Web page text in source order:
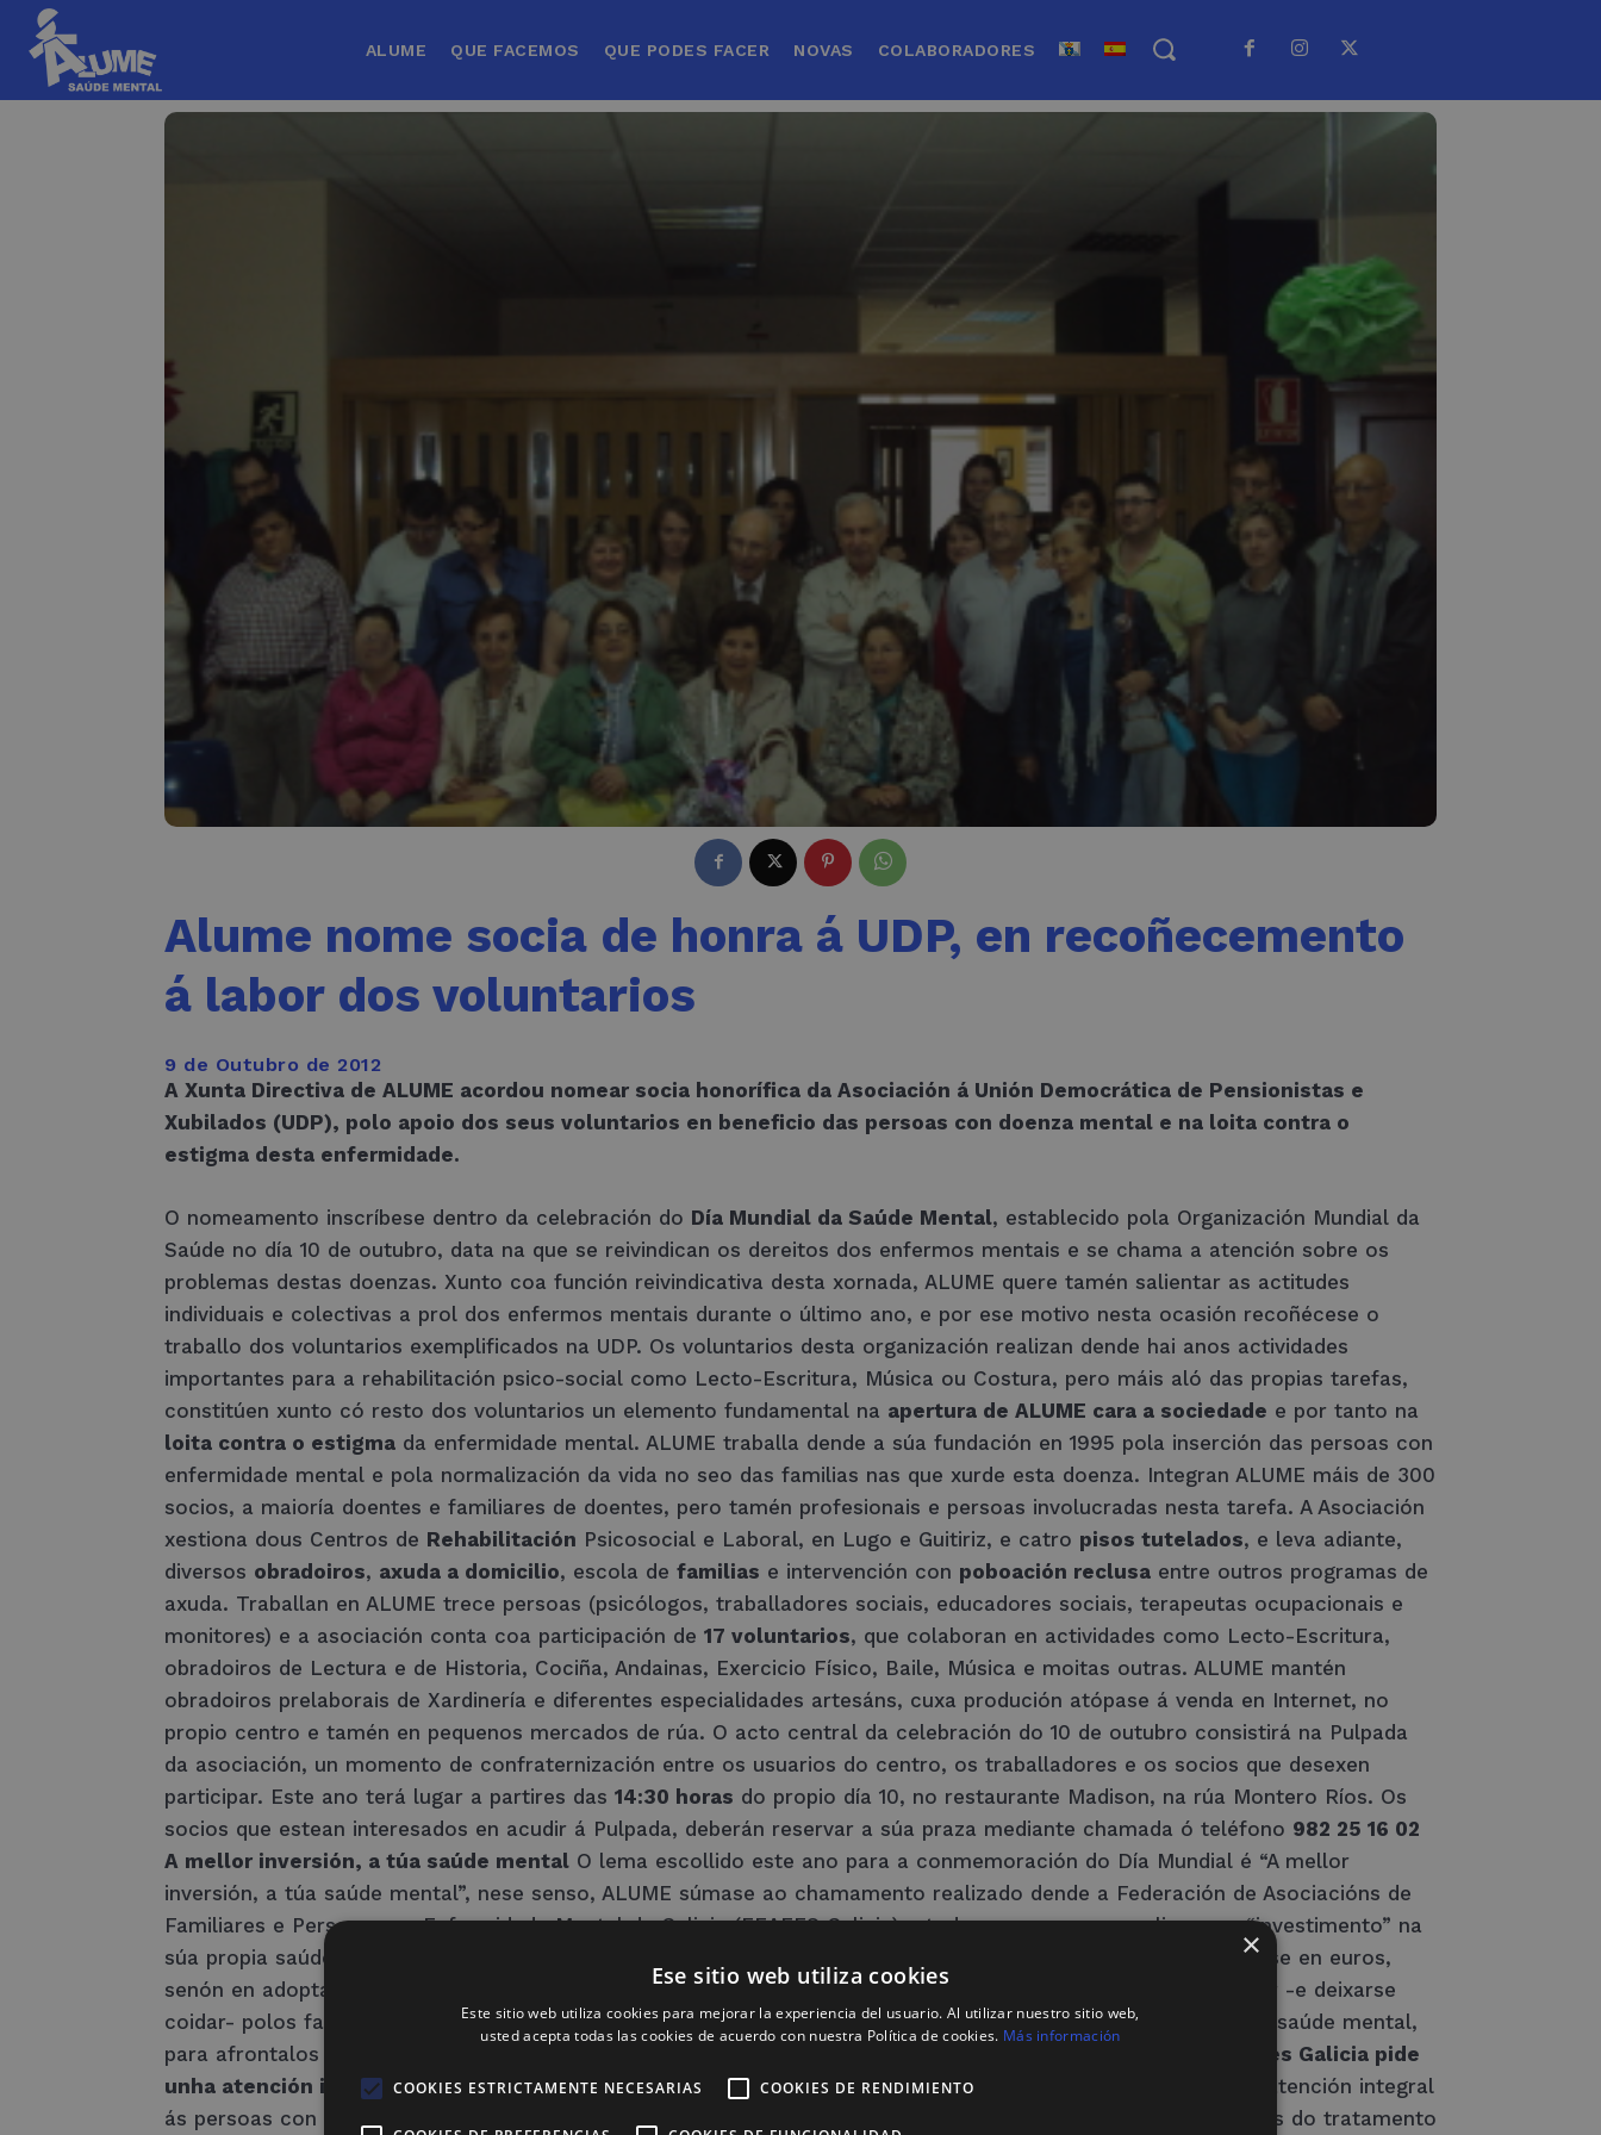
ALUME QUE FACEMOS QUE PODES FACER NOVAS COLABORADORES
Alume nome socia de honra á UDP, en recoñecemento
á labor dos voluntarios
9 de Outubro de 2012
A Xunta Directiva de ALUME acordou nomear socia honorífica da Asociación á Unión Democrática de Pensionistas e
Xubilados (UDP), polo apoio dos seus voluntarios en beneficio das persoas con doenza mental e na loita contra o
estigma desta enfermidade.
O nomeamento inscríbese dentro da celebración do Día Mundial da Saúde Mental, establecido pola Organización Mundial da
Saúde no día 10 de outubro, data na que se reivindican os dereitos dos enfermos mentais e se chama a atención sobre os
problemas destas doenzas. Xunto coa función reivindicativa desta xornada, ALUME quere tamén salientar as actitudes
individuais e colectivas a prol dos enfermos mentais durante o último ano, e por ese motivo nesta ocasión recoñécese o
traballo dos voluntarios exemplificados na UDP. Os voluntarios desta organización realizan dende hai anos actividades
importantes para a rehabilitación psico-social como Lecto-Escritura, Música ou Costura, pero máis aló das propias tarefas,
constitúen xunto có resto dos voluntarios un elemento fundamental na apertura de ALUME cara a sociedade e por tanto na
loita contra o estigma da enfermidade mental. ALUME traballa dende a súa fundación en 1995 pola inserción das persoas con
enfermidade mental e pola normalización da vida no seo das familias nas que xurde esta doenza. Integran ALUME máis de 300
socios, a maioría doentes e familiares de doentes, pero tamén profesionais e persoas involucradas nesta tarefa. A Asociación
xestiona dous Centros de Rehabilitación Psicosocial e Laboral, en Lugo e Guitiriz, e catro pisos tutelados, e leva adiante,
diversos obradoiros, axuda a domicilio, escola de familias e intervención con poboación reclusa entre outros programas de
axuda. Traballan en ALUME trece persoas (psicólogos, traballadores sociais, educadores sociais, terapeutas ocupacionais e
monitores) e a asociación conta coa participación de 17 voluntarios, que colaboran en actividades como Lecto-Escritura,
obradoiros de Lectura e de Historia, Cociña, Andainas, Exercicio Físico, Baile, Música e moitas outras. ALUME mantén
obradoiros prelaborais de Xardinería e diferentes especialidades artesáns, cuxa produción atópase á venda en Internet, no
propio centro e tamén en pequenos mercados de rúa. O acto central da celebración do 10 de outubro consistirá na Pulpada
da asociación, un momento de confraternización entre os usuarios do centro, os traballadores e os socios que desexen
participar. Este ano terá lugar a partires das 14:30 horas do propio día 10, no restaurante Madison, na rúa Montero Ríos. Os
socios que estean interesados en acudir á Pulpada, deberán reservar a súa praza mediante chamada ó teléfono 982 25 16 02
A mellor inversión, a túa saúde mental O lema escollido este ano para a conmemoración do Día Mundial é “A mellor
inversión, a túa saúde mental”, nese senso, ALUME súmase ao chamamento realizado dende a Federación de Asociacións de
Familiares e Persoas con Enfermidade Mental de Galicia (FEAFES Galicia) a todas as persoas a realizar ese “investimento” na
súa propia saúde mental, así como na das persoas do seu ámbito. Un investimento que non ten por que medirse en euros,
senón en adoptar outros modos de vida e valores: organizar o noso tempo de forma menos estresante; coidar -e deixarse
coidar- polos familiares, amigos, compañeiros, etc; e sobre todo, cambiar a nosa visión ante os problemas de saúde mental,
para afrontalos con decisión e apoiar a quen os presenta como calquera outro problema de saúde máis.
Feafes Galicia pide
unha atención integral ás persoas con enfermidade mentalNo plano reivindicativo, Feafes Galicia reclama atención integral
ás persoas con enfermidade mental, que en Galicia afecta a máis de 40.000 persoas. Esto implica que ademáis do tratamento
×
Ese sitio web utiliza cookies
Este sitio web utiliza cookies para mejorar la experiencia del usuario. Al utilizar nuestro sitio web,
usted acepta todas las cookies de acuerdo con nuestra Política de cookies. Más información
COOKIES ESTRICTAMENTE NECESARIAS COOKIES DE RENDIMIENTO